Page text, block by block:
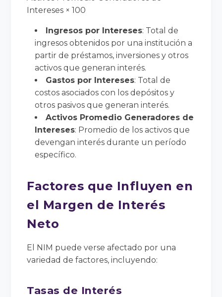
Intereses × 100
Ingresos por Intereses: Total de
ingresos obtenidos por una institución a
partir de préstamos, inversiones y otros
activos que generan interés.
Gastos por Intereses: Total de
costos asociados con los depósitos y
otros pasivos que generan interés.
Activos Promedio Generadores de
Intereses: Promedio de los activos que
devengan interés durante un período
específico.
Factores que Influyen en
el Margen de Interés
Neto
El NIM puede verse afectado por una
variedad de factores, incluyendo:
Tasas de Interés